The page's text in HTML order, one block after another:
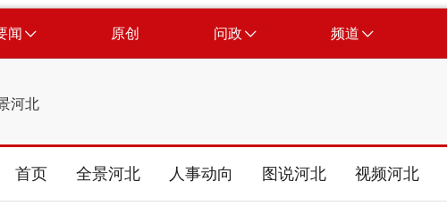
闻 原创 问政 频道
河北
首页 全景河北 人事动向 图说河北 视频河北